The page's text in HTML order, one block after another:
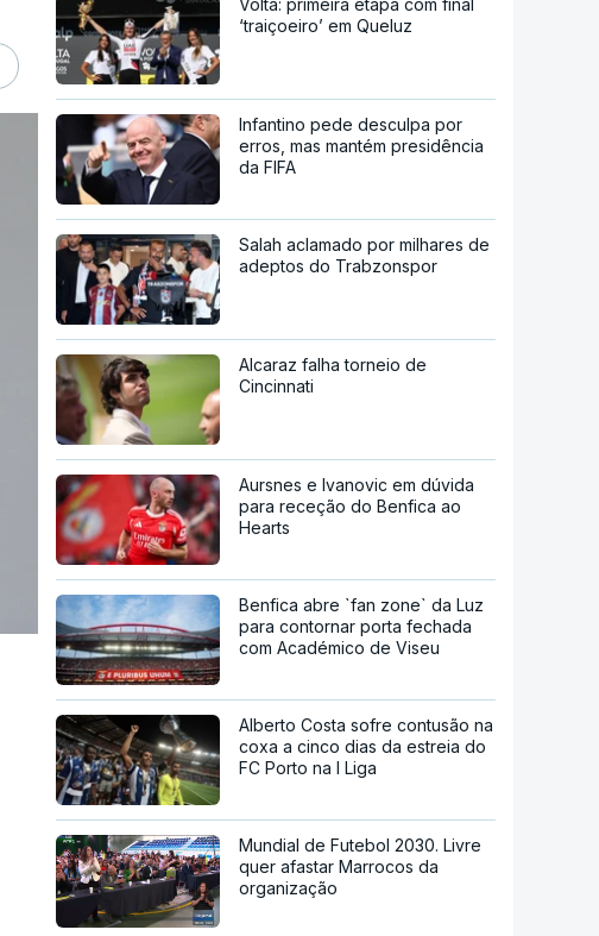
Volta: primeira etapa com final
‘traiçoeiro’ em Queluz
Infantino pede desculpa por
erros, mas mantém presidência
da FIFA
Salah aclamado por milhares de
adeptos do Trabzonspor
Alcaraz falha torneio de
Cincinnati
Aursnes e Ivanovic em dúvida
para receção do Benfica ao
Hearts
Benfica abre `fan zone` da Luz
para contornar porta fechada
com Académico de Viseu
Alberto Costa sofre contusão na
coxa a cinco dias da estreia do
FC Porto na I Liga
Mundial de Futebol 2030. Livre
quer afastar Marrocos da
organização